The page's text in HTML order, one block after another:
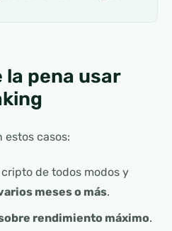
la pena usar
estos casos:
de todos modos y
meses o más.
rendimiento máximo.